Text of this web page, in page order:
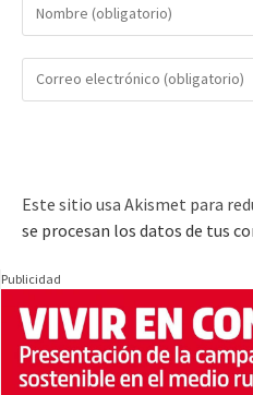
Este sitio usa Akismet para
se procesan los datos de tus
Publicidad